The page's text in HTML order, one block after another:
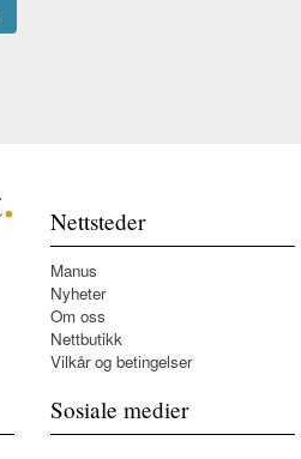
Nettsteder
Manus
Nyheter
Om oss
Nettbutikk
Vilkår og betingelser
Sosiale medier